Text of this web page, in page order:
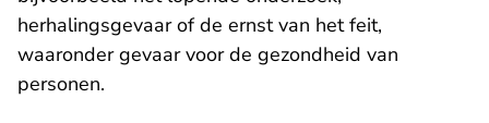
herhalingsgevaar of de ernst van het feit,
waaronder gevaar voor de gezondheid van
personen.